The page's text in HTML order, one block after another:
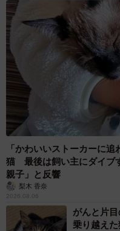
「かわいいストーカーに
猫 最後は飼い主にダイブ
親子」と反響
梨木 香奈
2026.08.06
がんと片
乗り越え